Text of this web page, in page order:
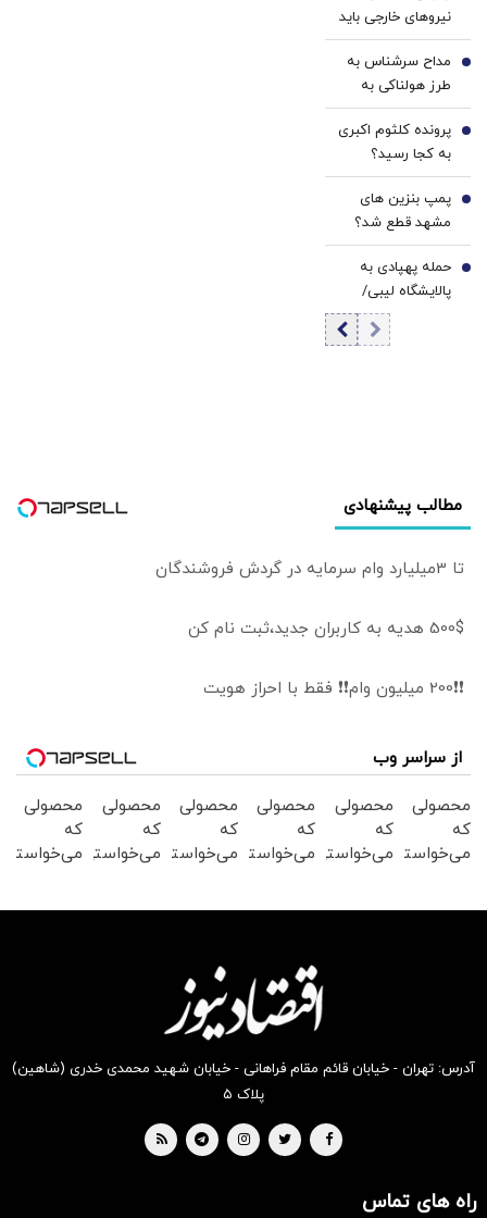
نیروهای خارجی باید
منطقه را ترک کنند
مداح سرشناس به
طرز هولناکی به
قتل رسید / فیلم
جنایت برای خانواده
ارسال شد
4
پرونده کلثوم اکبری
به کجا رسید؟
5
پمپ بنزین های
مشهد قطع شد؟
6
حمله پهپادی به
پالایشگاه لیبی/
هیچ آتش‌سوزی
رخ نداده و هیچ
7
مطالب پیشنهادی
تا 3میلیارد وام سرمایه در گردش فروشندگان
500$ هدیه به کاربران جدید،ثبت نام کن
❗❗200 میلیون وام❗❗ فقط با احراز هویت
از سراسر وب
محصولی
که
می‌خواستی
محصولی
که
می‌خواستی
محصولی
که
می‌خواستی
بخر !
محصولی
که
می‌خواستی
بخر !
محصولی
که
می‌خواستی
محصولی
که
می‌خواستی
آدرس: تهران - خیابان قائم مقام فراهانی - خیابان شهید محمدی خدری (شاهین)
پلاک ۵
راه های تماس